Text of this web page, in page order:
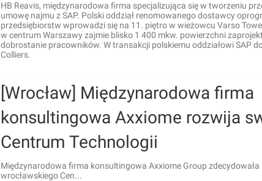
HB Reavis, międzynarodowa firma specjalizująca się w tworzeniu
umowę najmu z SAP. Polski oddział renomowanego dostawcy
przedsiębiorstw wprowadzi się na 11. piętro w wieżowcu Varso
w centrum Warszawy zajmie blisko 1 400 mkw. powierzchni
dobrostanie pracowników. W transakcji polskiemu oddziałowi SAP
Colliers.
[Wrocław] Międzynarodowa firma
konsultingowa Axxiome rozwija
Centrum Technologii
Międzynarodowa firma konsultingowa Axxiome Group
wrocławskiego Cen...